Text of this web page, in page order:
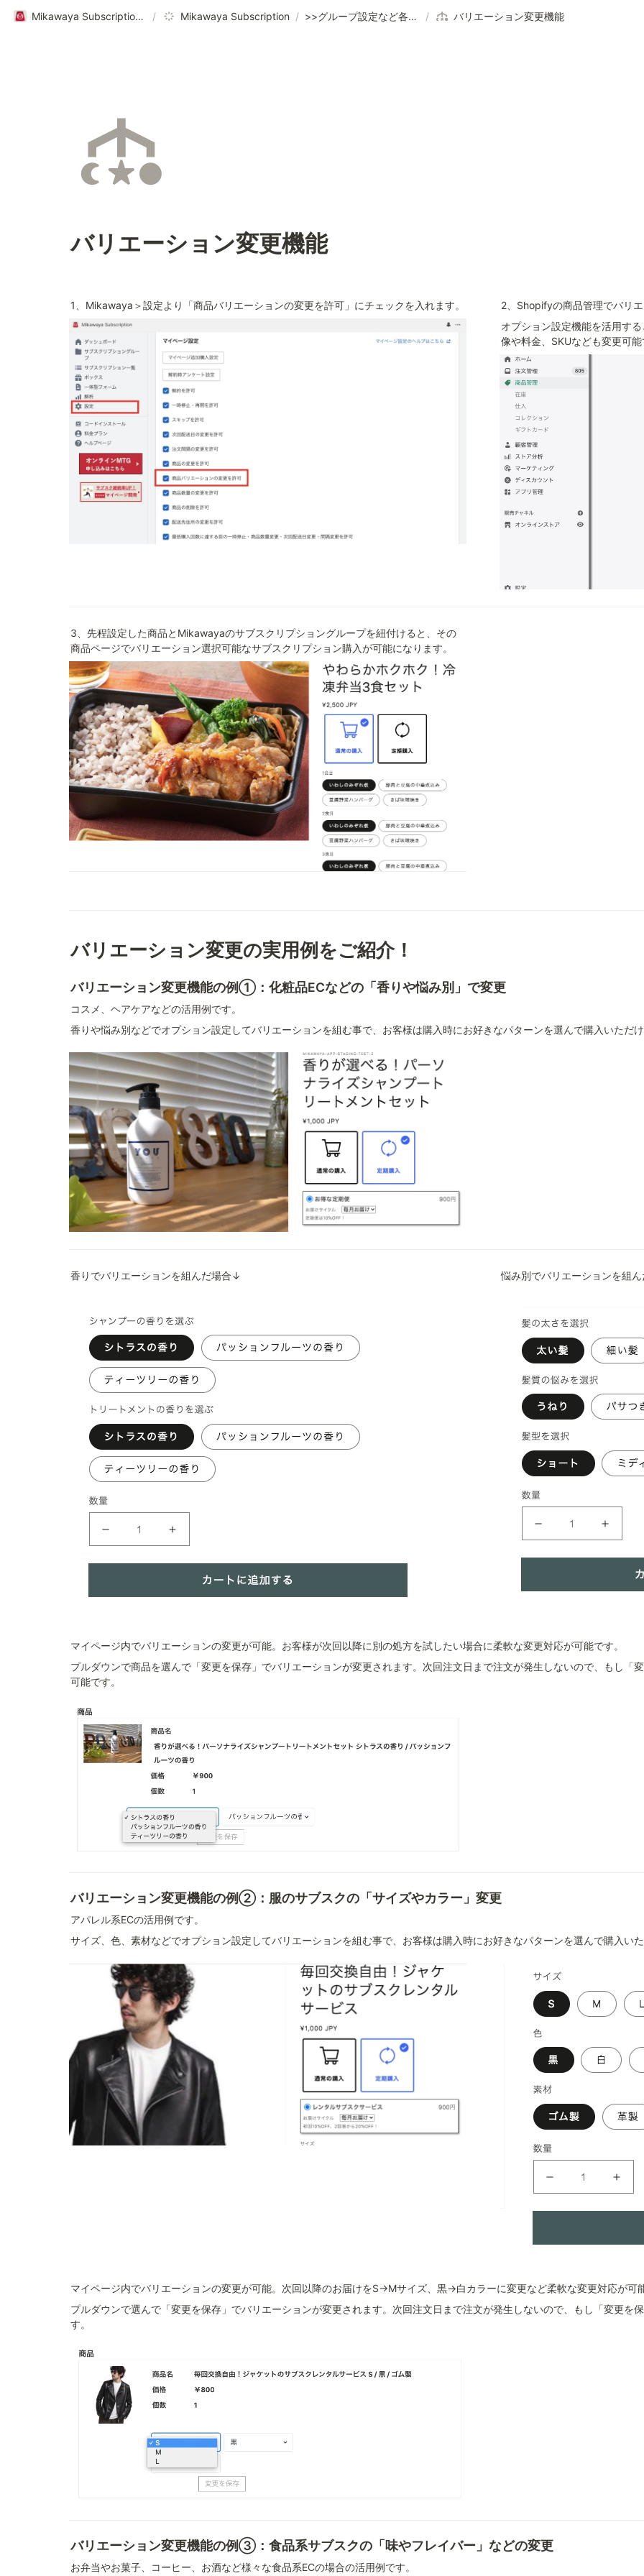
Mikawaya Subscriptionヘルプページ｜ご利用ガイド / Mikawaya Subscription / >>グループ設定など各種設定はこちら / バリエーション変更機能
バリエーション変更機能
1、Mikawaya＞設定より「商品バリエーションの変更を許可」にチェックを入れます。
2、Shopifyの商品管理でバリ
オプション設定機能を活用す
像や料金、SKUなども変更可能
3、先程設定した商品とMikawayaのサブスクリプショングループを紐付けると、その
商品ページでバリエーション選択可能なサブスクリプション購入が可能になります。
バリエーション変更の実用例をご紹介！
バリエーション変更機能の例①：化粧品ECなどの「香りや悩み別」で変更
コスメ、ヘアケアなどの活用例です。
香りや悩み別などでオプション設定してバリエーションを組む事で、お客様は購入時にお好きなパターンを選んで購入いただけ
香りでバリエーションを組んだ場合↓ 悩み別でバリエーションを組
マイページ内でバリエーションの変更が可能。お客様が次回以降に別の処方を試したい場合に柔軟な変更対応が可能です。
プルダウンで商品を選んで「変更を保存」でバリエーションが変更されます。次回注文日まで注文が発生しないので、もし「
可能です。
バリエーション変更機能の例②：服のサブスクの「サイズやカラー」変更
アパレル系ECの活用例です。
サイズ、色、素材などでオプション設定してバリエーションを組む事で、お客様は購入時にお好きなパターンを選んで購入いた
マイページ内でバリエーションの変更が可能。次回以降のお届けをS→Mサイズ、黒→白カラーに変更など柔軟な変更対応が可能
プルダウンで選んで「変更を保存」でバリエーションが変更されます。次回注文日まで注文が発生しないので、もし「変更を
す。
バリエーション変更機能の例③：食品系サブスクの「味やフレイバー」などの変更
お弁当やお菓子、コーヒー、お酒など様々な食品系ECの場合の活用例です。